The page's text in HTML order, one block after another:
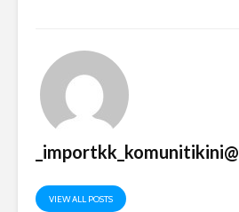
VIEW ALL POSTS